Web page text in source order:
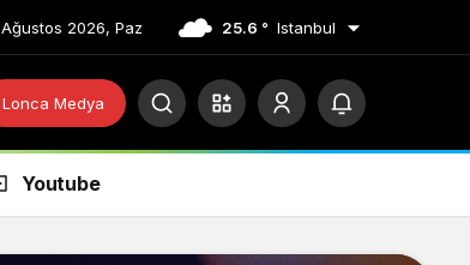
2026, Paz 25.6 ° Istanbul
Lonca Medya
Youtube